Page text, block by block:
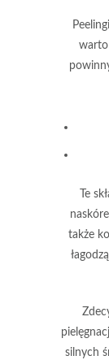
warto
Te
także
silnych